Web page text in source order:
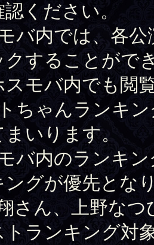
ください。
バ内では、各公
クすることがで
スモバ内でも閲
ちゃんランキン
いります。
バ内のランキン
ングが優先とな
さん、上野なつ
トランキング対